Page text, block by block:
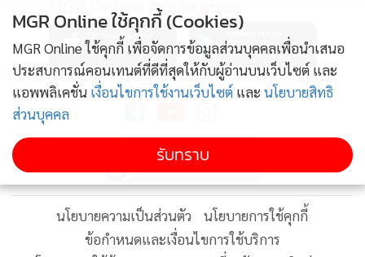
Micra ใหม่ขับเคลื่อนด้วยไฟฟ้าล้วน มีให้เลือกทั้งแบตเตอรี่
40kWh และ 52kWh ซึ่งรุ่นหลังให้ระยะทางวิ่งสูงสุดถึง 408 กม.
ต่อการชาร์จ (ตามมาตรฐาน WLTP) รองรับการชาร์จเร็ว DC
สูงสุด 100kW เติมไฟ 15-80% ได้ใน 30 นาที พร้อมระบบ
ทำความร้อน/ระบายความร้อนแบตเตอรี่ และ ฟังก์ชันจ่ายไฟ
ภายนอก (V2L)
น้ำหนักตัวรถอยู่ที่เพียง 1,400-1,524 กก. ให้การควบคุมที่ว่องไว
พร้อมช่วงล่างหลังแบบมัลติลิงก์เทียบชั้นรถใหญ่
โหมดขับขี่ 4 แบบ (Comfort, Sport, Eco, Perso) ปรับได้ผ่าน
พวงมาลัย พร้อม e-Pedal ช่วยให้ขับขี่ด้วยคันเร่งเดียว และเบรก
ทหารไล่ล่าข้ามอำเภอ!แก๊งขนยาหนี
จากแม่ฟ้าหลวง-แม่จัน เจอจอดซุก
พร้อมเก๋งยึดยาบ้าอีก 6 แสน
ช่วยจนเคยตัว! ท้องถิ่นเตรียมเก็บค่า
ธรรมเนียมกู้ภัยนักปีนเขาฟูจิ
MGR Online ใช้คุกกี้ (Cookies)
MGR Online ใช้คุกกี้ เพื่อจัดการข้อมูลส่วนบุคคลเพื่อนำเสนอ
ประสบการณ์คอนเทนต์ที่ดีที่สุดให้กับผู้อ่านบนเว็บไซต์ และ
แอพพลิเคชั่น เงื่อนไขการใช้งานเว็บไซต์ และ นโยบายสิทธิ
ส่วนบุคคล
รับทราบ